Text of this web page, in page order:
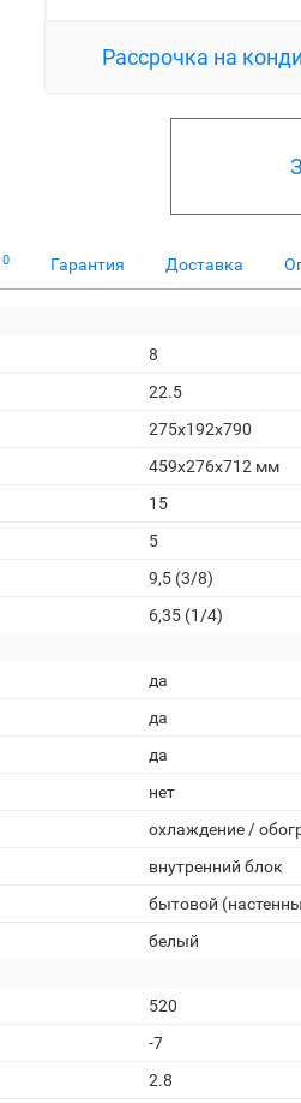
Рассрочка на
0 Гарантия Доставка
8
22.5
275x192x790
459x276x712 мм
15
5
9,5 (3/8)
6,35 (1/4)
да
да
да
нет
охлаждение /
внутренний блок
бытовой
белый
520
-7
2.8